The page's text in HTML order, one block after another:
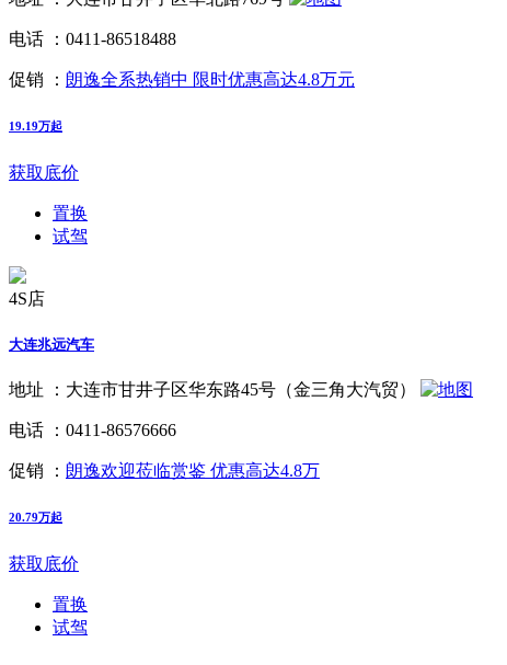
电话 ： 0411-86518488
促销 ： 朗逸全系热销中 限时优惠高达4.8万元
19.19万起
获取底价
置换
试驾
4S店
大连兆远汽车
地址 ： 大连市甘井子区华东路45号（金三角大汽贸）
电话 ： 0411-86576666
促销 ： 朗逸欢迎莅临赏鉴 优惠高达4.8万
20.79万起
获取底价
置换
试驾